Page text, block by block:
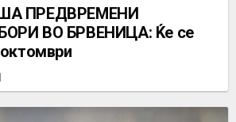
ПРЕДВРЕМЕНИ
ВО БРВЕНИЦА: Ќе се